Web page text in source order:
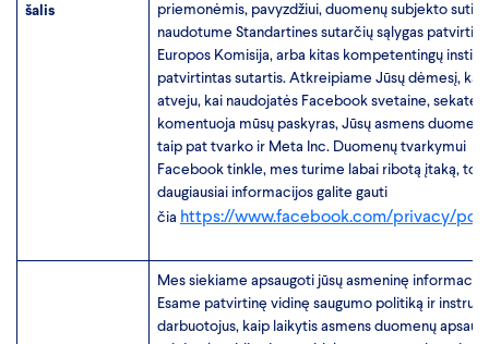
šalis
priemonėmis, pavyzdžiui, duomenų subjekto
naudotume Standartines sutarčių sąlygas
Europos Komisija, arba kitas kompetentingų
patvirtintas sutartis. Atkreipiame Jūsų dėmesį,
atveju, kai naudojatės Facebook svetaine, sekate
komentuoja mūsų paskyras, Jūsų asmens
taip pat tvarko ir Meta Inc. Duomenų tvarkymui
Facebook tinkle, mes turime labai ribotą įtaką,
daugiausiai informacijos galite gauti
čia https://www.facebook.com/privacy/
Mes siekiame apsaugoti jūsų asmeninę informaciją.
Esame patvirtinę vidinę saugumo politiką ir
darbuotojus, kaip laikytis asmens duomenų